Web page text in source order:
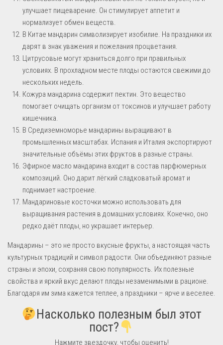
улучшает пищеварение. Он стимулирует аппетит и
нормализует обмен веществ.
В Китае мандарин символизирует изобилие. На праздники их
дарят в знак уважения и пожелания процветания.
Цитрусовые могут храниться долго при правильных
условиях. В прохладном месте плоды остаются свежими до
нескольких недель.
Кожура мандарина содержит пектин. Это вещество
помогает очищать организм от токсинов и улучшает работу
кишечника.
В Средиземноморье мандарины выращивают в
промышленных масштабах. Испания и Италия экспортируют
значительные объёмы этих фруктов в разные страны.
Эфирное масло мандарина входит в состав парфюмерных
композиций. Оно дарит лёгкий сладковатый аромат и
поднимает настроение.
Мандариновые косточки можно использовать для
выращивания растения в домашних условиях. Конечно, оно
редко даёт плоды, но украшает интерьер.
Мандарины – это не просто вкусные фрукты, а настоящая часть
культурных традиций и символ радости. Они объединяют разные
страны и эпохи, сохраняя свою популярность. Их полезные
свойства и яркий вкус делают плоды незаменимыми в рационе.
Благодаря им зима кажется теплее, а праздники – ярче и веселее.
Насколько полезным был этот
пост?
Нажмите звездочку, чтобы оценить!